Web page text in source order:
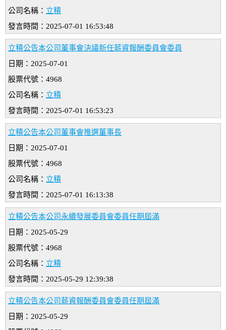
公司名稱： 立積
發言時間：2025-07-01 16:53:48
立積公告本公司董事會決議新任薪資報酬委員會委員
日期：2025-07-01
股票代號：4968
公司名稱： 立積
發言時間：2025-07-01 16:53:23
立積公告本公司董事會推選董事長
日期：2025-07-01
股票代號：4968
公司名稱： 立積
發言時間：2025-07-01 16:13:38
立積公告本公司永續發展委員會委員任期屆滿
日期：2025-05-29
股票代號：4968
公司名稱： 立積
發言時間：2025-05-29 12:39:38
立積公告本公司薪資報酬委員會委員任期屆滿
日期：2025-05-29